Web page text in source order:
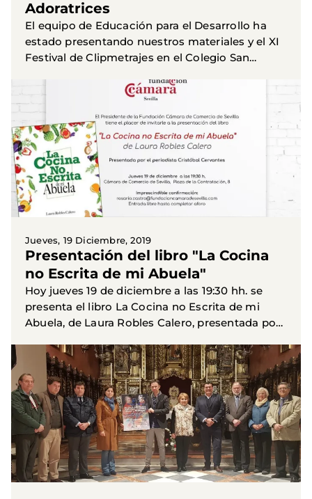
Adoratrices
El equipo de Educación para el Desarrollo ha
estado presentando nuestros materiales y el XI
Festival de Clipmetrajes en el Colegio San
secundaria y ciclos...
Jueves, 19 Diciembre, 2019
Presentación del libro "La Cocina
no Escrita de mi Abuela"
Hoy jueves 19 de diciembre a las 19:30 hh. se
presenta el libro La Cocina no Escrita de mi
Abuela, de Laura Robles Calero, presentada por
lugar en la...